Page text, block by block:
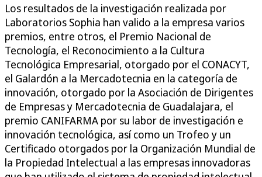
Los resultados de la investigación realizada por
Laboratorios Sophia han valido a la empresa varios
premios, entre otros, el Premio Nacional de
Tecnología, el Reconocimiento a la Cultura
Tecnológica Empresarial, otorgado por el CONACYT,
el Galardón a la Mercadotecnia en la categoría de
innovación, otorgado por la Asociación de Dirigentes
de Empresas y Mercadotecnia de Guadalajara, el
premio CANIFARMA por su labor de investigación e
innovación tecnológica, así como un Trofeo y un
Certificado otorgados por la Organización Mundial de
la Propiedad Intelectual a las empresas innovadoras